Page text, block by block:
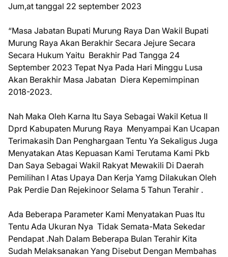
Jum,at tanggal 22 september 2023
“Masa Jabatan Bupati Murung Raya Dan Wakil Bupati
Murung Raya Akan Berakhir Secara Jejure Secara
Secara Hukum Yaitu Berakhir Pad Tangga 24
September 2023 Tepat Nya Pada Hari Minggu Lusa
Akan Berakhir Masa Jabatan Diera Kepemimpinan
2018-2023.
Nah Maka Oleh Karna Itu Saya Sebagai Wakil Ketua II
Dprd Kabupaten Murung Raya Menyampai Kan Ucapan
Terimakasih Dan Penghargaan Tentu Ya Sekaligus Juga
Menyatakan Atas Kepuasan Kami Terutama Kami Pkb
Dan Saya Sebagai Wakil Rakyat Mewakili Di Daerah
Pemilihan I Atas Upaya Dan Kerja Yamg Dilakukan Oleh
Pak Perdie Dan Rejekinoor Selama 5 Tahun Terahir .
Ada Beberapa Parameter Kami Menyatakan Puas Itu
Tentu Ada Ukuran Nya Tidak Semata-Mata Sekedar
Pendapat .Nah Dalam Beberapa Bulan Terahir Kita
Sudah Melaksanakan Yang Disebut Dengan Membahas